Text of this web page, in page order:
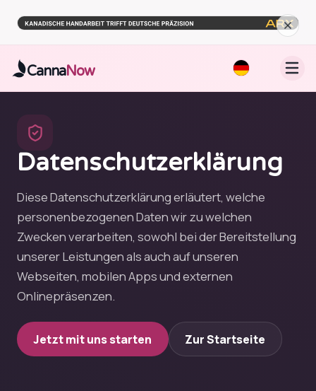
CannaNow
Datenschutzerklärung
Diese Datenschutzerklärung erläutert, welche
personenbezogenen Daten wir zu welchen
Zwecken verarbeiten, sowohl bei der Bereitstellung
unserer Leistungen als auch auf unseren
Webseiten, mobilen Apps und externen
Onlinepräsenzen.
Jetzt mit uns starten Zur Startseite